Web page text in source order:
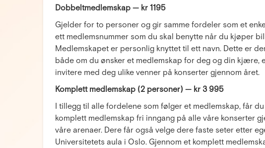
Dobbeltmedlemskap — kr 1195
Gjelder for to personer og gir samme fordeler som et
ett medlemsnummer som du skal benytte når du kjøper
Medlemskapet er personlig knyttet til ett navn. Dette er
både om du ønsker et medlemskap for deg og din kjære,
invitere med deg ulike venner på konserter gjennom året.
Komplett medlemskap (2 personer) — kr 3 995
I tillegg til alle fordelene som følger et medlemskap, får
komplett medlemskap fri inngang på alle våre konserter
våre arenaer. Dere får også velge dere faste seter etter
Universitetets aula i Oslo. Gjennom et komplett